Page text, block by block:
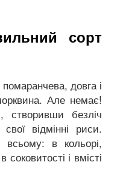
сорт
довга і
Але немає!
створивши безліч
відмінні риси.
в кольорі,
і вмісті